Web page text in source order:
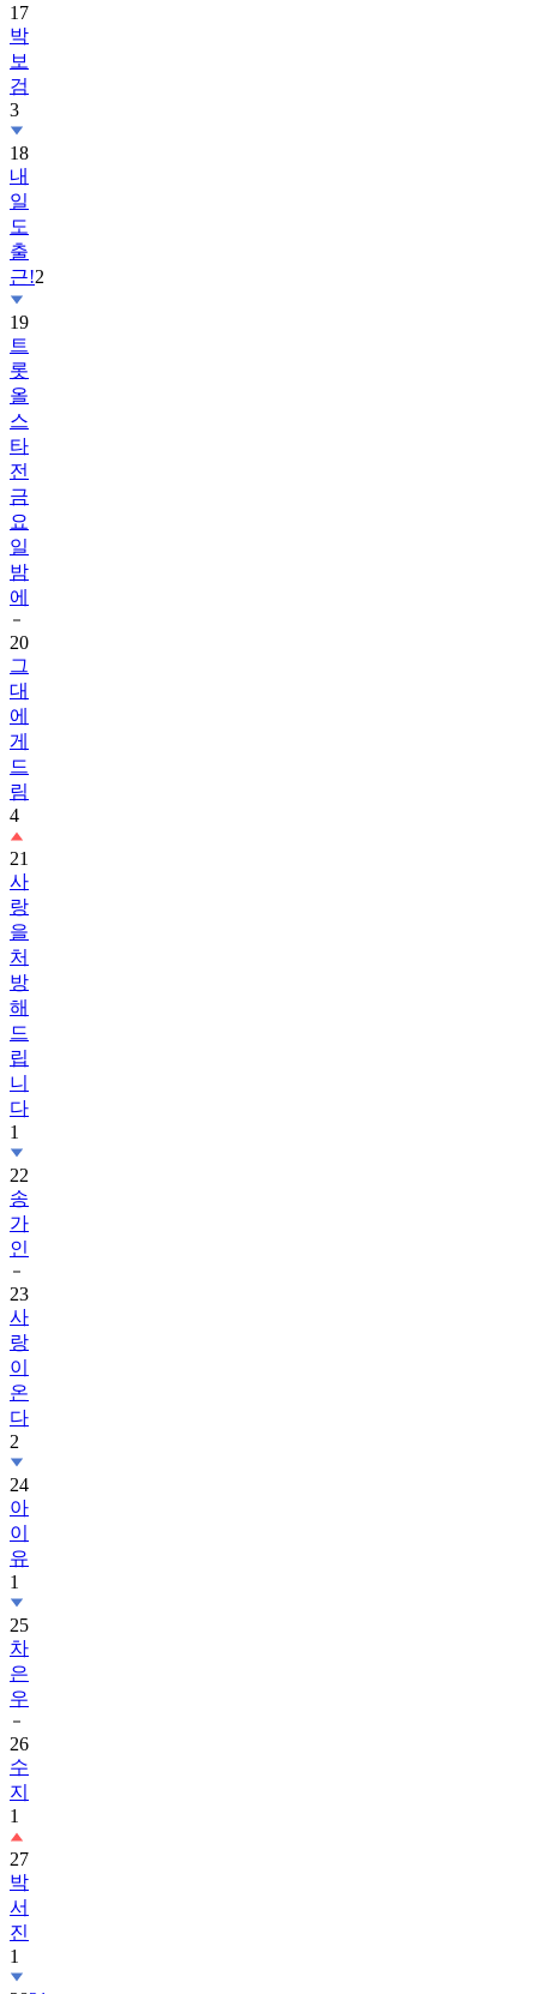
17
박
보
검
3
18
내
일
도
출
근!2
19
트
롯
올
스
타
전
금
요
일
밤
에
20
그
대
에
게
드
림
4
21
사
랑
을
처
방
해
드
립
니
다
1
22
송
가
인
23
사
랑
이
온
다
2
24
아
이
유
1
25
차
은
우
26
수
지
1
27
박
서
진
1